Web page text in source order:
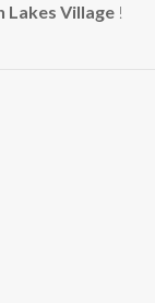
Lakes Village !